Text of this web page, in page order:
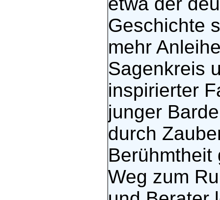
Geschichte
mehr
Sagenkreis
inspirierter
junger
durch
Weg zum